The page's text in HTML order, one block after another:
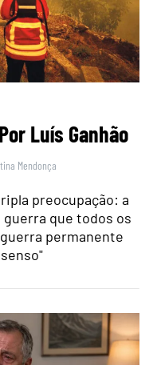
Luís Ganhão
Mendonça
preocupação: a
que todos os
permanente